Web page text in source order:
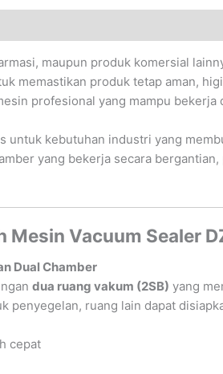
maupun produk komersial
memastikan produk tetap aman,
profesional yang mampu bekerja
untuk kebutuhan industri yang
yang bekerja secara
Mesin Vacuum Sealer
Dual Chamber
dua ruang vakum (2SB) yang
penyegelan, ruang lain dapat
cepat